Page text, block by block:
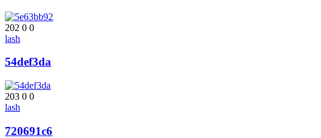
202 0 0
lash
54def3da
203 0 0
lash
720691c6